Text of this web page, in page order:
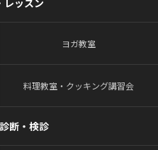
ヨガ教室
料理教室・クッキング講習会
断・検診